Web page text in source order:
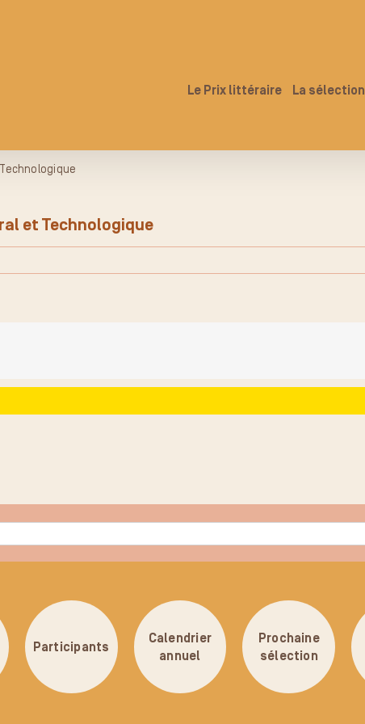
Le Prix littéraire La sélection
Technologique
et Technologique
Participants
Calendrier
annuel
Prochaine
sélection